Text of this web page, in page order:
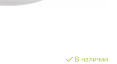
В наличии